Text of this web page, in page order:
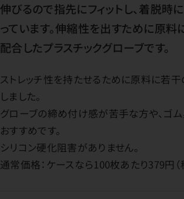
伸びるので指先にフィットし、着脱時
っています。伸縮性を出すために原料
配合したプラスチックグローブです。
ストレッチ性を持たせるために原料に若干
しました。
グローブの締め付け感が苦手な方や、ゴ
おすすめです。
シリコン硬化阻害がありません。
通常価格：ケースなら100枚あたり379円（